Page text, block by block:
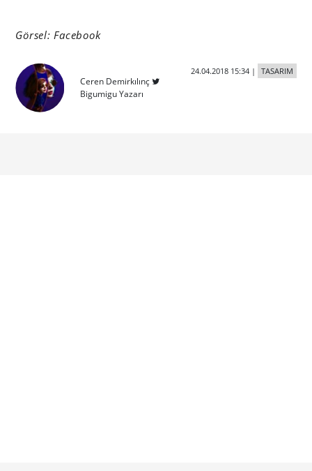
Görsel: Facebook
Ceren Demirkılınç
Bigumigu Yazarı
24.04.2018 15:34| TASARIM